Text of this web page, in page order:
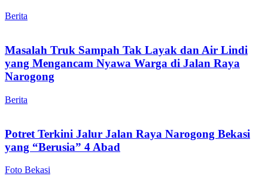
Berita
Masalah Truk Sampah Tak Layak dan Air Lindi
yang Mengancam Nyawa Warga di Jalan Raya
Narogong
Berita
Potret Terkini Jalur Jalan Raya Narogong Bekasi
yang “Berusia” 4 Abad
Foto Bekasi